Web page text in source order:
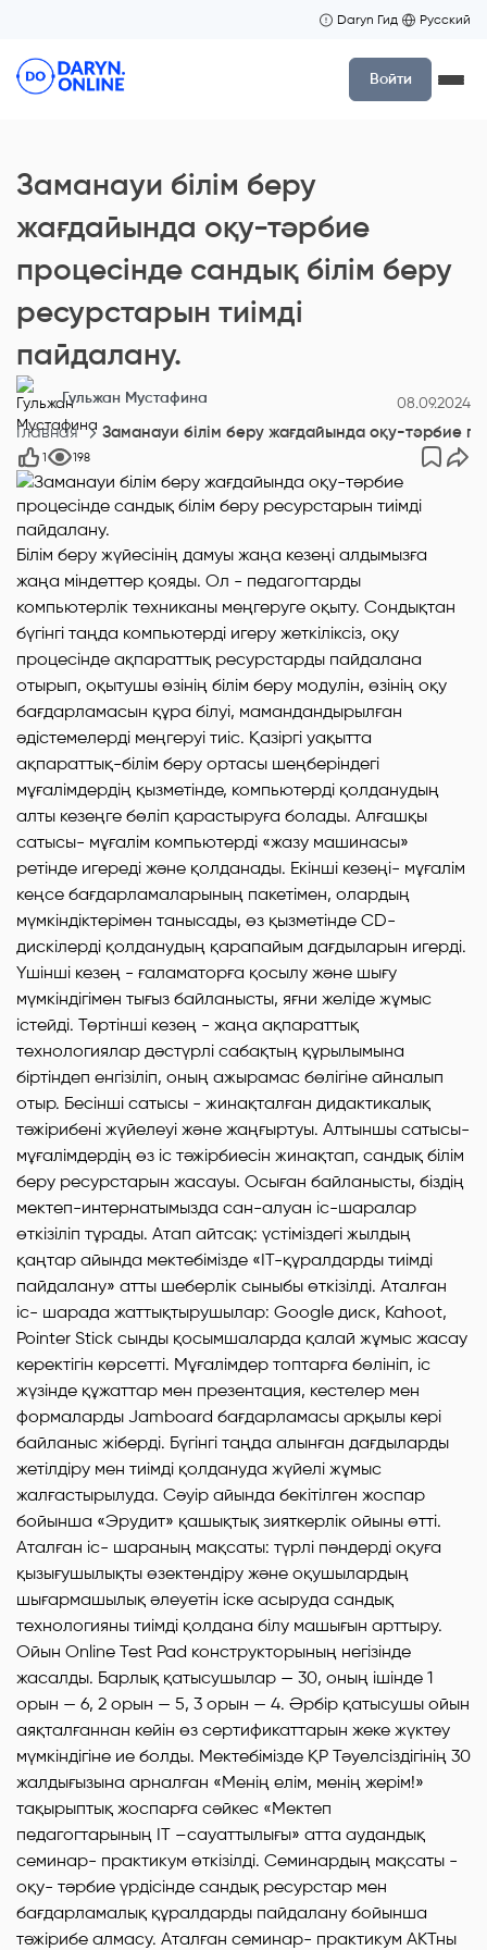
Daryn Гид Русский
Войти
Заманауи білім беру
жағдайында оқу-тәрбие
процесінде сандық білім беру
ресурстарын тиімді
пайдалану.
Гульжан Мустафина 08.09.2024
Главная Заманауи білім беру жағдайында оқу-тәрбие
1 198
Білім беру жүйесінің дамуы жаңа кезеңі алдымызға
жаңа міндеттер қояды. Ол - педагогтарды
компьютерлік техниканы меңгеруге оқыту. Сондықтан
бүгінгі таңда компьютерді игеру жеткіліксіз, оқу
процесінде ақпараттық ресурстарды пайдалана
отырып, оқытушы өзінің білім беру модулін, өзінің оқу
бағдарламасын құра білуі, мамандандырылған
әдістемелерді меңгеруі тиіс. Қазіргі уақытта
ақпараттық-білім беру ортасы шеңберіндегі
мұғалімдердің қызметінде, компьютерді қолданудың
алты кезеңге бөліп қарастыруға болады. Алғашқы
сатысы- мұғалім компьютерді «жазу машинасы»
ретінде игереді және қолданады. Екінші кезеңі- мұғалім
кеңсе бағдарламаларының пакетімен, олардың
мүмкіндіктерімен танысады, өз қызметінде CD-
дискілерді қолданудың қарапайым дағдыларын игерді.
Үшінші кезең - ғаламаторға қосылу және шығу
мүмкіндігімен тығыз байланысты, яғни желіде жұмыс
істейді. Төртінші кезең - жаңа ақпараттық
технологиялар дәстүрлі сабақтың құрылымына
біртіндеп енгізіліп, оның ажырамас бөлігіне айналып
отыр. Бесінші сатысы - жинақталған дидактикалық
тәжірибені жүйелеуі және жаңғыртуы. Алтыншы сатысы-
мұғалімдердің өз іс тәжірбиесін жинақтап, сандық білім
беру ресурстарын жасауы. Осыған байланысты, біздің
мектеп-интернатымызда сан-алуан іс-шаралар
өткізіліп тұрады. Атап айтсақ: үстіміздегі жылдың
қаңтар айында мектебімізде «IT-құралдарды тиімді
пайдалану» атты шеберлік сыныбы өткізілді. Аталған
іс- шарада жаттықтырушылар: Google диск, Kahoot,
Pointer Stick сынды қосымшаларда қалай жұмыс жасау
керектігін көрсетті. Мұғалімдер топтарға бөлініп, іс
жүзінде құжаттар мен презентация, кестелер мен
формаларды Jamboard бағдарламасы арқылы кері
байланыс жіберді. Бүгінгі таңда алынған дағдыларды
жетілдіру мен тиімді қолдануда жүйелі жұмыс
жалғастырылуда. Сәуір айында бекітілген жоспар
бойынша «Эрудит» қашықтық зияткерлік ойыны өтті.
Аталған іс- шараның мақсаты: түрлі пәндерді оқуға
қызығушылықты өзектендіру және оқушылардың
шығармашылық әлеуетін іске асыруда сандық
технологияны тиімді қолдана білу машығын арттыру.
Ойын Online Test Pad конструкторының негізінде
жасалды. Барлық қатысушылар — 30, оның ішінде 1
орын — 6, 2 орын — 5, 3 орын — 4. Әрбір қатысушы ойын
аяқталғаннан кейін өз сертификаттарын жеке жүктеу
мүмкіндігіне ие болды. Мектебімізде ҚР Тәуелсіздігінің 30
жалдығызына арналған «Менің елім, менің жерім!»
тақырыптық жоспарға сәйкес «Мектеп
педагогтарының ІТ –сауаттылығы» атта аудандық
семинар- практикум өткізілді. Семинардың мақсаты -
оқу- тәрбие үрдісінде сандық ресурстар мен
бағдарламалық құралдарды пайдалану бойынша
тәжірибе алмасу. Аталған семинар- практикум АКТны